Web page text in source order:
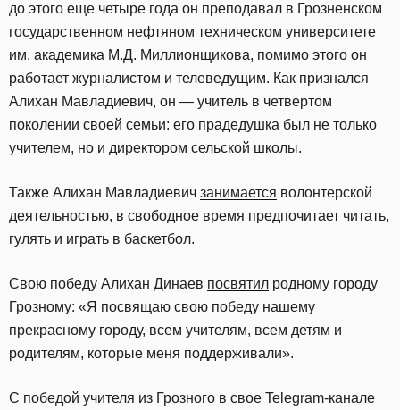
до этого еще четыре года он преподавал в Грозненском
государственном нефтяном техническом университете
им. академика М.Д. Миллионщикова, помимо этого он
работает журналистом и телеведущим. Как признался
Алихан Мавладиевич, он — учитель в четвертом
поколении своей семьи: его прадедушка был не только
учителем, но и директором сельской школы.
Также Алихан Мавладиевич занимается волонтерской
деятельностью, в свободное время предпочитает читать,
гулять и играть в баскетбол.
Свою победу Алихан Динаев посвятил родному городу
Грозному: «Я посвящаю свою победу нашему
прекрасному городу, всем учителям, всем детям и
родителям, которые меня поддерживали».
С победой учителя из Грозного в свое Telegram-канале